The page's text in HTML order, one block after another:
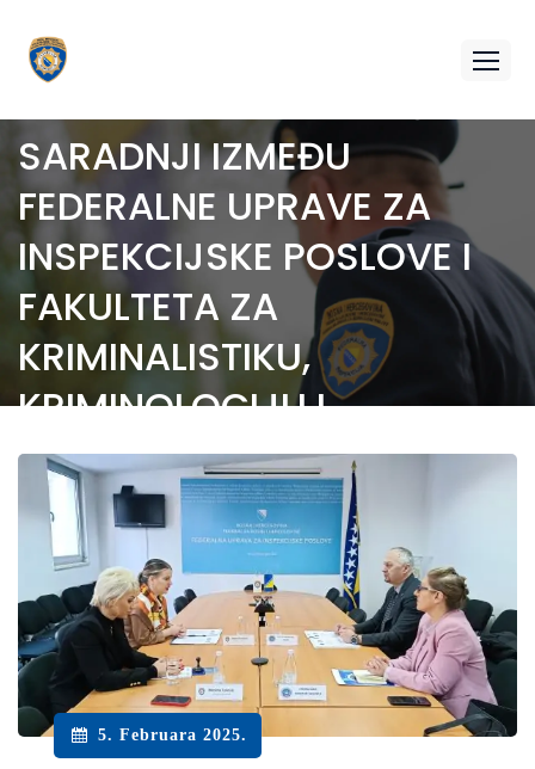
O NAUČNOJ,
OBRAZOVNOJ I STRUČNOJ
SARADNJI IZMEĐU
FEDERALNE UPRAVE ZA
INSPEKCIJSKE POSLOVE I
FAKULTETA ZA
KRIMINALISTIKU,
KRIMINOLOGIJU I
SIGURNOSNE STUDIJE
UNIVERZITETA U SARAJEVU
5. Februara 2025.